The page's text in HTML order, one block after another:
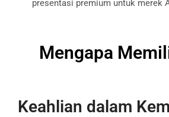
presentasi premium untuk merek
Mengapa
Keahlian dalam